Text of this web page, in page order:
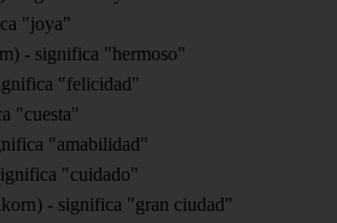
"joya"
- significa "hermoso"
"felicidad"
"cuesta"
"amabilidad"
"cuidado"
- significa "gran ciudad"